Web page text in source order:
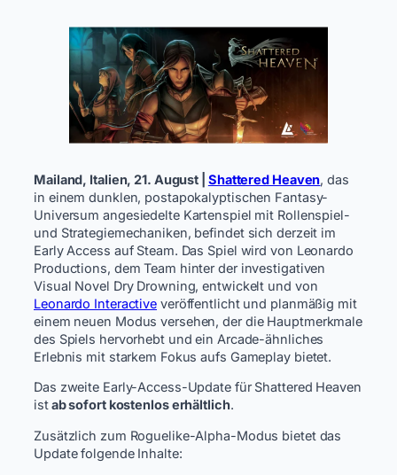
Mailand, Italien, 21. August | Shattered Heaven, das
in einem dunklen, postapokalyptischen Fantasy-
Universum angesiedelte Kartenspiel mit Rollenspiel-
und Strategiemechaniken, befindet sich derzeit im
Early Access auf Steam. Das Spiel wird von Leonardo
Productions, dem Team hinter der investigativen
Visual Novel Dry Drowning, entwickelt und von
Leonardo Interactive veröffentlicht und planmäßig mit
einem neuen Modus versehen, der die Hauptmerkmale
des Spiels hervorhebt und ein Arcade-ähnliches
Erlebnis mit starkem Fokus aufs Gameplay bietet.
Das zweite Early-Access-Update für Shattered Heaven
istab sofort kostenlos erhältlich.
Zusätzlich zum Roguelike-Alpha-Modus bietet das
Update folgende Inhalte: